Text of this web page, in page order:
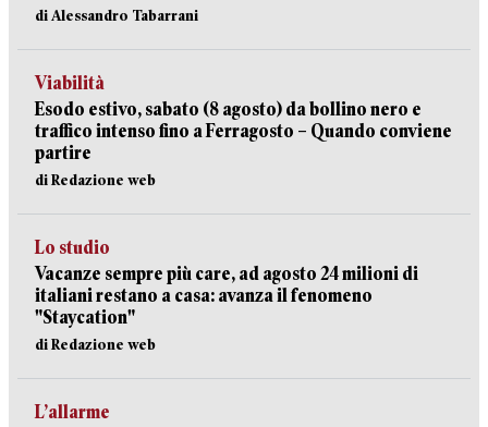
di Alessandro Tabarrani
Viabilità
Esodo estivo, sabato (8 agosto) da bollino nero e
traffico intenso fino a Ferragosto – Quando conviene
partire
di Redazione web
Lo studio
Vacanze sempre più care, ad agosto 24 milioni di
italiani restano a casa: avanza il fenomeno
"Staycation"
di Redazione web
L’allarme